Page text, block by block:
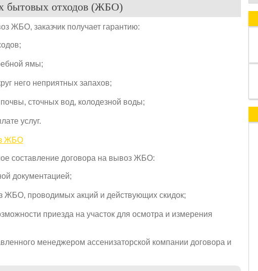
бытовых отходов (ЖБО)
ЖБО, заказчик получает гарантию:
ямы;
него неприятных запахов;
сточных вод, колодезной воды;
услуг.
ЖБО
составление договора на вывоз ЖБО:
документацией;
ЖБО, проводимых акций и действующих скидок;
приезда на участок для осмотра и измерения
менеджером ассенизаторской компании договора и